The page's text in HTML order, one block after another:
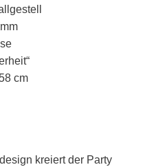
cm
kreiert der Party